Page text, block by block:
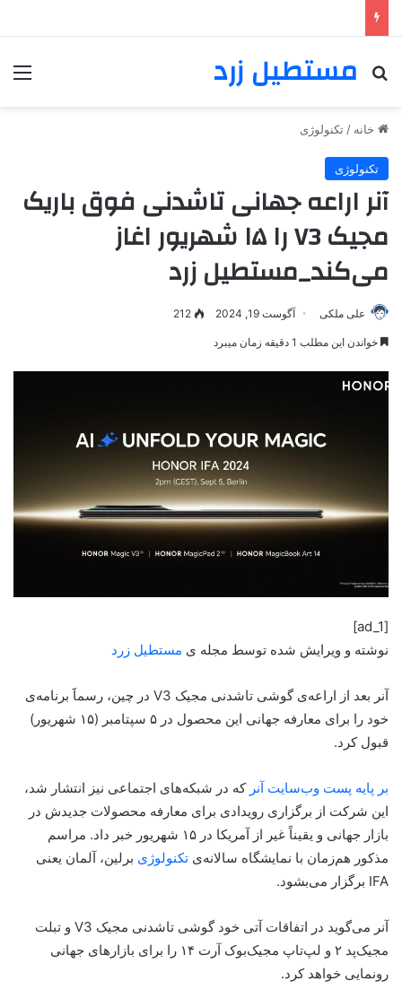
مستطیل زرد
خانه / تکنولوژی
تکنولوژی
آنر اراعه جهانی تاشدنی فوق‌ باریک
مجیک V3 را ۱۵ شهریور اغاز
می‌کند_مستطیل زرد
علی ملکی آگوست 19, 2024 212
خواندن این مطلب 1 دقیقه زمان میبرد
[ad_1]
نوشته و ویرایش شده توسط مجله ی مستطیل زرد
آنر بعد‌ از اراعه‌ی گوشی‌ تاشدنی مجیک V3 در چین، رسماََ برنامه‌ی
خود را برای معارفه جهانی این محصول در ۵ سپتامبر (۱۵ شهریور)
قبول کرد.
بر پایه پست وب‌سایت آنر که در شبکه‌های اجتماعی نیز انتشار شد،
این شرکت از برگزاری رویدادی برای معارفه محصولات جدیدش در
بازار جهانی و یقیناً غیر از آمریکا در ۱۵ شهریور خبر داد. مراسم
مذکور هم‌زمان با نمایشگاه سالانه‌ی تکنولوژی برلین، آلمان یعنی
IFA برگزار می‌بشود.
آنر می‌گوید در اتفاقات آتی خود گوشی تاشدنی مجیک V3 و تبلت
مجیک‌پد ۲ و لپ‌تاپ مجیک‌بوک آرت ۱۴ را برای بازارهای جهانی
رونمایی خواهد کرد.